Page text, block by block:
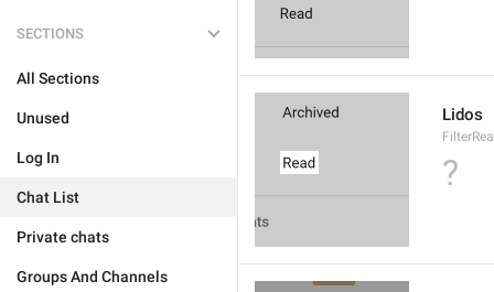
SECTIONS
All Sections
Unused
Log In
Chat List
Private chats
Groups And Channels
Lidos
?